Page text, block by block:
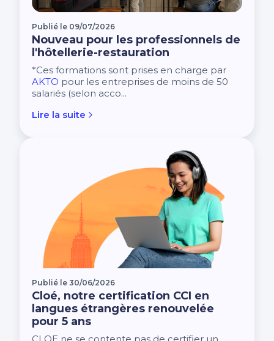
Publié le 09/07/2026
Nouveau pour les professionnels de
l'hôtellerie-restauration
*Ces formations sont prises en charge par
AKTO pour les entreprises de moins de 50
salariés (selon acco...
Lire la suite
Publié le 30/06/2026
Cloé, notre certification CCI en
langues étrangères renouvelée
pour 5 ans
CLOE ne se contente pas de certifier un